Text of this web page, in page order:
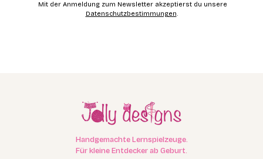
Mit der Anmeldung zum Newsletter akzeptierst du unsere
Datenschutzbestimmungen.
Handgemachte Lernspielzeuge.
Für kleine Entdecker ab Geburt.